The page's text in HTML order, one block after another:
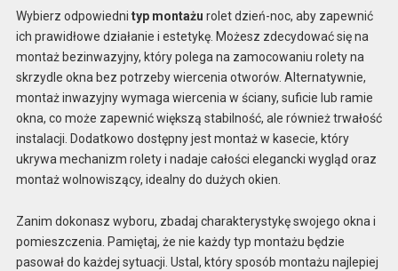
Wybierz odpowiedni typ montażu rolet dzień-noc, aby zapewnić
ich prawidłowe działanie i estetykę. Możesz zdecydować się na
montaż bezinwazyjny, który polega na zamocowaniu rolety na
skrzydle okna bez potrzeby wiercenia otworów. Alternatywnie,
montaż inwazyjny wymaga wiercenia w ściany, suficie lub ramie
okna, co może zapewnić większą stabilność, ale również trwałość
instalacji. Dodatkowo dostępny jest montaż w kasecie, który
ukrywa mechanizm rolety i nadaje całości elegancki wygląd oraz
montaż wolnowiszący, idealny do dużych okien.
Zanim dokonasz wyboru, zbadaj charakterystykę swojego okna i
pomieszczenia. Pamiętaj, że nie każdy typ montażu będzie
pasował do każdej sytuacji. Ustal, który sposób montażu najlepiej